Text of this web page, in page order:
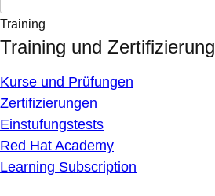
Training
Training und Zertifizierung
Kurse und Prüfungen
Zertifizierungen
Einstufungstests
Red Hat Academy
Learning Subscription